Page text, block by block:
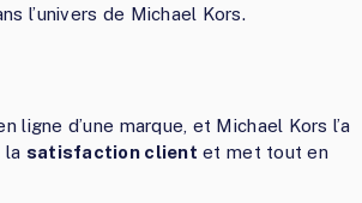
l’univers de Michael Kors.
d’une marque, et Michael Kors l’a
la satisfaction client et met tout en